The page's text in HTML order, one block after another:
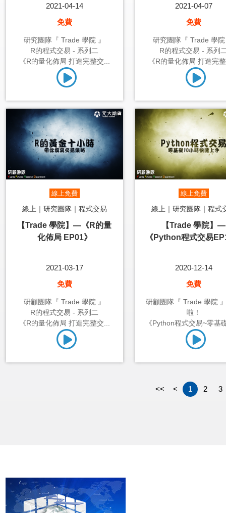
2021-04-14
免費
研究團隊『 Trade 學院 』
R的程式交易 - 系列二
《R的量化佈局 打造完整交...
2021-04-07
免費
研究團隊『 Trade 學
R的程式交易 - 系列
《R的量化佈局 打造完
線上免費
線上｜研究團隊｜程式交易
【Trade 學院】—《R的量
化佈局 EP01》
2021-03-17
免費
研顧團隊『 Trade 學院 』
R的程式交易 - 系列二
《R的量化佈局 打造完整交...
線上免費
線上｜研究團隊｜程式
【Trade 學院】—
《Python程式交易
2020-12-14
免費
研顧團隊『 Trade 學院
啦！
《Python程式交易~零基
<< < 1 2 3